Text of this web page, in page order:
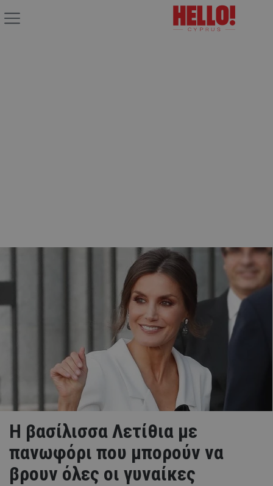
Η βασίλισσα Λετίθια με
πανωφόρι που μπορούν να
βρουν όλες οι γυναίκες